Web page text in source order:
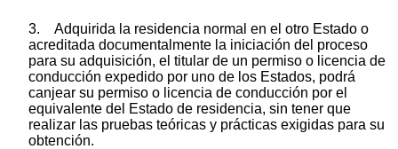
3. Adquirida la residencia normal en el otro Estado o
acreditada documentalmente la iniciación del proceso
para su adquisición, el titular de un permiso o licencia de
conducción expedido por uno de los Estados, podrá
canjear su permiso o licencia de conducción por el
equivalente del Estado de residencia, sin tener que
realizar las pruebas teóricas y prácticas exigidas para su
obtención.